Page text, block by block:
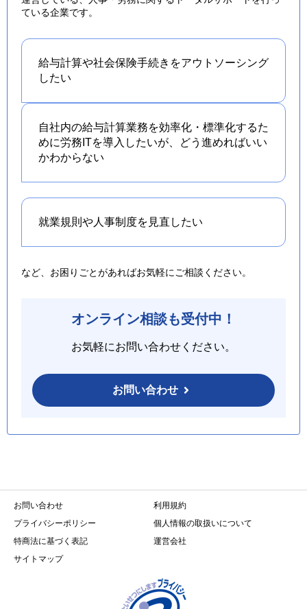
ている企業です。
給与計算や社会保険手続きをアウトソーシング
したい
自社内の給与計算業務を効率化・標準化するた
めに労務ITを導入したいが、どう進めればいい
かわからない
就業規則や人事制度を 見直したい
など、お困りごとがあればお気軽にご相談ください。
オンライン相談も受付中！
お気軽にお問い合わせください。
お問い合わせ
お問い合わせ
利用規約
プライバシーポリシー
個人情報の取扱いについて
特商法に基づく表記
運営会社
サイトマップ